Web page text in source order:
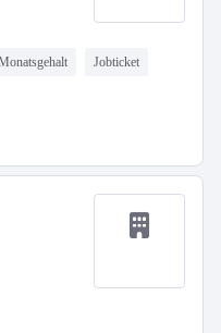
Jobticket